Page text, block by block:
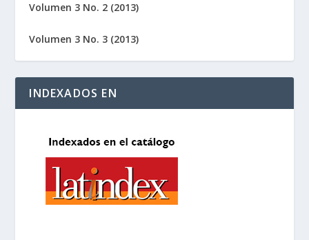
Volumen 3 No. 2 (2013)
Volumen 3 No. 3 (2013)
INDEXADOS EN